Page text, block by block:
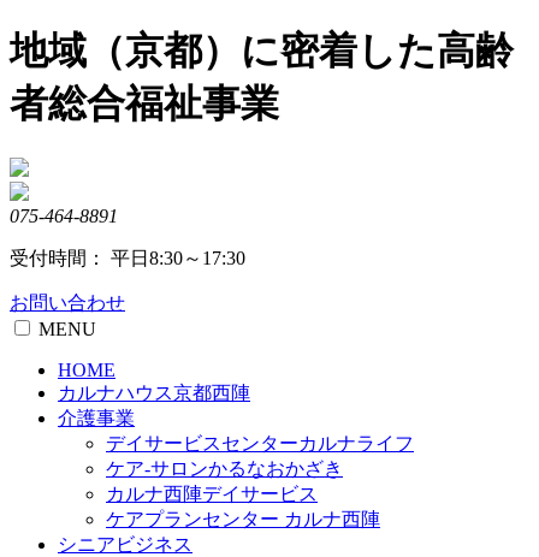
Skip
to
content
地域（京都）に密着した高齢
者総合福祉事業
075-464-8891
受付時間： 平日8:30～17:30
お問い合わせ
MENU
HOME
カルナハウス京都西陣
介護事業
デイサービスセンターカルナライフ
ケア-サロンかるなおかざき
カルナ西陣デイサービス
ケアプランセンター カルナ西陣
シニアビジネス